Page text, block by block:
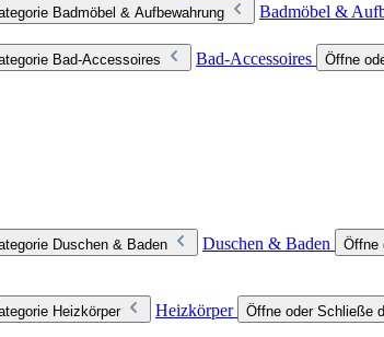
Badmöbel & Aufbewahrung
Badmöbel &
Bad-Accessoires Bad-Accessoires Öffne
Duschen & Baden Duschen & Baden Öffne
Heizkörper Heizkörper Öffne oder Schließe